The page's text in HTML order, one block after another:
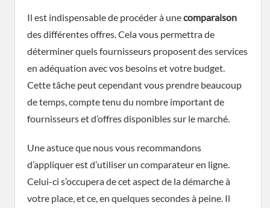
Il est indispensable de procéder à unecomparaison
des différentes offres. Cela vous permettra de
déterminer quels fournisseurs proposent des services
en adéquation avec vos besoins et votre budget.
Cette tâche peut cependant vous prendre beaucoup
de temps, compte tenu du nombre important de
fournisseurs et d’offres disponibles sur le marché.
Une astuce que nous vous recommandons
d’appliquer est d’utiliser un comparateur en ligne.
Celui-ci s’occupera de cet aspect de la démarche à
votre place, et ce, en quelques secondes à peine. Il